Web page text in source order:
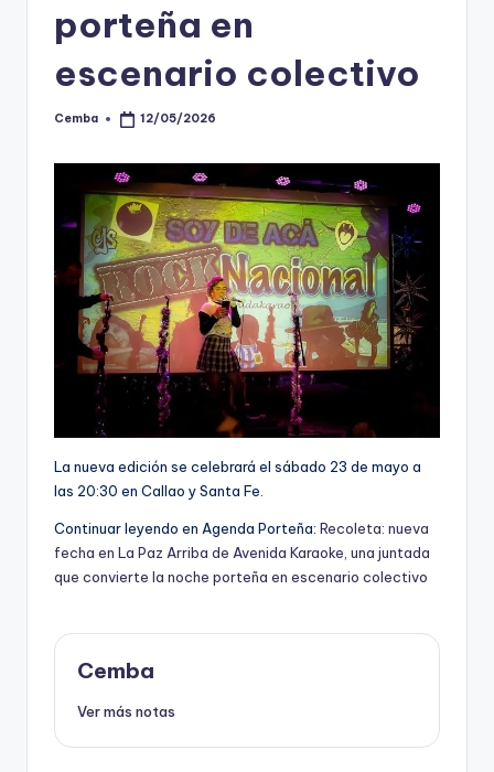
porteña en
escenario colectivo
Posted
Cemba 12/05/2026
La nueva edición se celebrará el sábado 23 de mayo a
las 20:30 en Callao y Santa Fe.
Continuar leyendo en Agenda Porteña: Recoleta: nueva
fecha en La Paz Arriba de Avenida Karaoke, una juntada
que convierte la noche porteña en escenario colectivo
Cemba
Ver más notas